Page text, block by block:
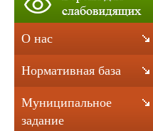
О нас
Нормативная база
Муниципальное
задание